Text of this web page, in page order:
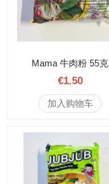
Mama 牛肉粉 55克
€1.50
加入购物车